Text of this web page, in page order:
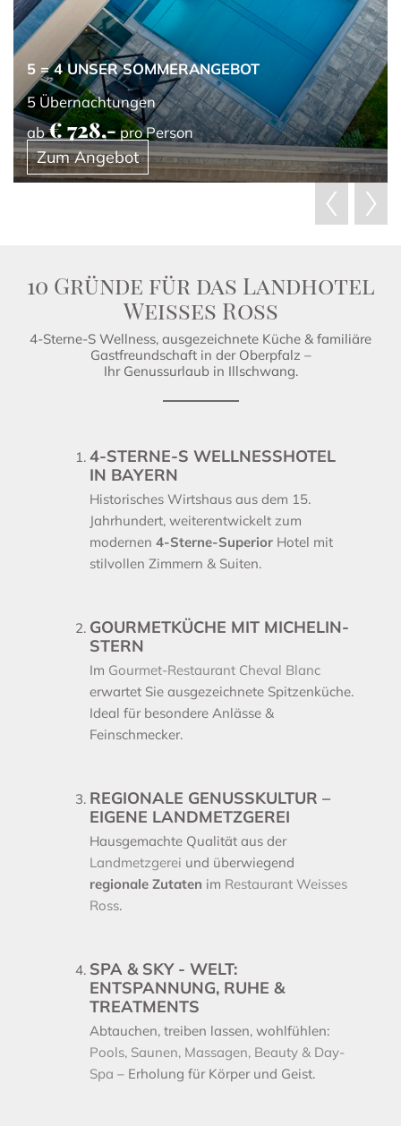
5 = 4 UNSER SOMMERANGEBOT
5 Übernachtungen
ab€ 728,-pro Person
Zum Angebot
10 Gründe für das Landhotel
Weisses Ross
4-Sterne-S Wellness, ausgezeichnete Küche & familiäre
Gastfreundschaft in der Oberpfalz –
Ihr Genussurlaub in Illschwang.
4-STERNE-S WELLNESSHOTEL
IN BAYERN
Historisches Wirtshaus aus dem 15.
Jahrhundert, weiterentwickelt zum
modernen 4-Sterne-Superior Hotel mit
stilvollen Zimmern & Suiten.
GOURMETKÜCHE MIT MICHELIN-
STERN
Im Gourmet-Restaurant Cheval Blanc
erwartet Sie ausgezeichnete Spitzenküche.
Ideal für besondere Anlässe &
Feinschmecker.
REGIONALE GENUSSKULTUR –
EIGENE LANDMETZGEREI
Hausgemachte Qualität aus der
Landmetzgerei und überwiegend
regionale Zutaten im Restaurant Weisses
Ross.
SPA & SKY - WELT:
ENTSPANNUNG, RUHE &
TREATMENTS
Abtauchen, treiben lassen, wohlfühlen:
Pools, Saunen, Massagen, Beauty & Day-
Spa – Erholung für Körper und Geist.